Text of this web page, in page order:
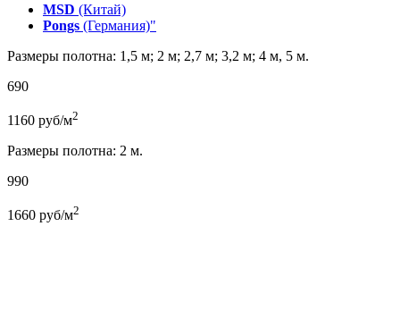
MSD (Китай)
Pongs (Германия)"
Размеры полотна: 1,5 м; 2 м; 2,7 м; 3,2 м; 4 м, 5 м.
690
1160 руб/м2
Размеры полотна: 2 м.
990
1660 руб/м2